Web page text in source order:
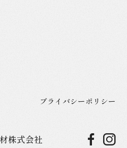
株式会社
プライバシーポリシー